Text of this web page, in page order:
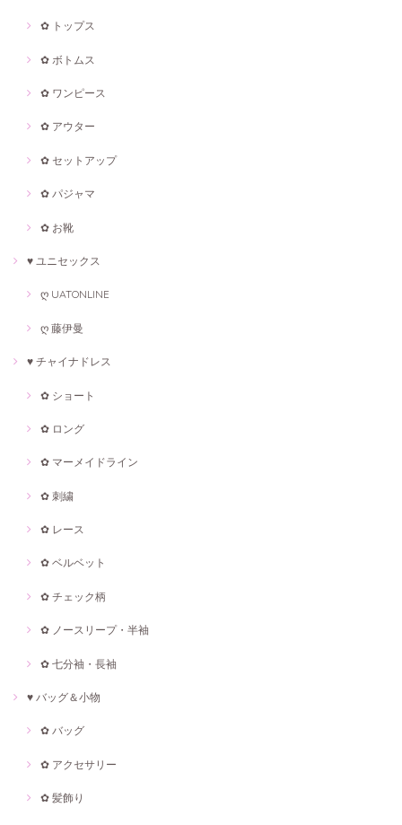
✿ トップス
✿ ボトムス
✿ ワンピース
✿ アウター
✿ セットアップ
✿ パジャマ
✿ お靴
♥ ユニセックス
ღ UATONLINE
ღ 藤伊曼
♥ チャイナドレス
✿ ショート
✿ ロング
✿ マーメイドライン
✿ 刺繍
✿ レース
✿ ベルベット
✿ チェック柄
✿ ノースリープ・半袖
✿ 七分袖・長袖
♥ バッグ＆小物
✿ バッグ
✿ アクセサリー
✿ 髪飾り